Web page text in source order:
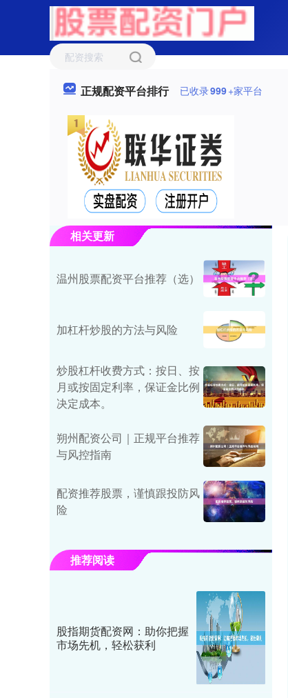
正规配资平台排行 已收录999+家平台
相关更新
温州股票配资平台推荐（选）
加杠杆炒股的方法与风险
炒股杠杆收费方式：按日、按
月或按固定利率，保证金比例
决定成本。
朔州配资公司｜正规平台推荐
与风控指南
配资推荐股票，谨慎跟投防风
险
推荐阅读
股指期货配资网：助你把握
市场先机，轻松获利